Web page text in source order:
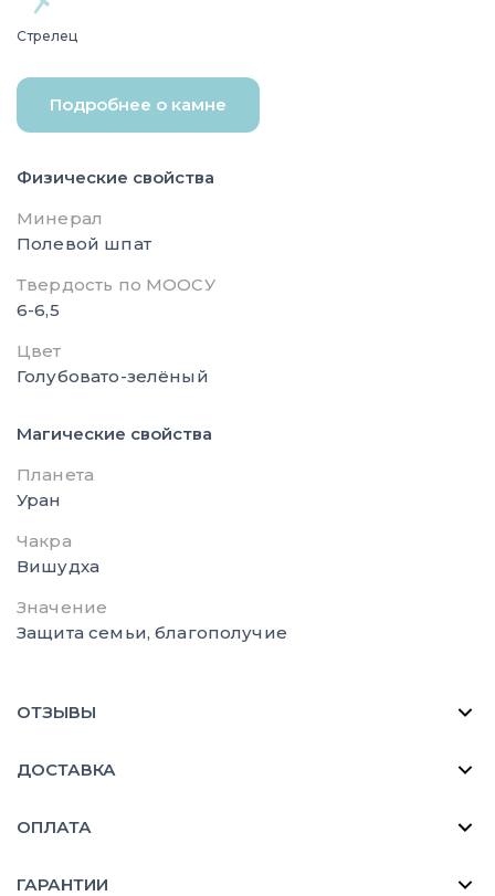
Стрелец
Подробнее о камне
Физические свойства
Минерал
Полевой шпат
Твердость по МООСУ
6-6,5
Цвет
Голубовато-зелёный
Магические свойства
Планета
Уран
Чакра
Вишудха
Значение
Защита семьи, благополучие
ОТЗЫВЫ
ДОСТАВКА
ОПЛАТА
ГАРАНТИИ